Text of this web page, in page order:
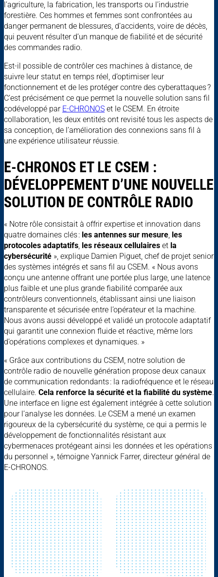
l’agriculture, la fabrication, les transports ou l’industrie
forestière. Ces hommes et femmes sont confrontées au
danger permanent de blessures, d’accidents, voire de décès,
qui peuvent résulter d’un manque de fiabilité et de sécurité
des commandes radio.
Est-il possible de contrôler ces machines à distance, de
suivre leur statut en temps réel, d’optimiser leur
fonctionnement et de les protéger contre des cyberattaques ?
C’est précisément ce que permet la nouvelle solution sans fil
codéveloppé par E-CHRONOS et le CSEM. En étroite
collaboration, les deux entités ont revisité tous les aspects de
sa conception, de l’amélioration des connexions sans fil à
une expérience utilisateur réussie.
E-CHRONOS ET LE CSEM :
DÉVELOPPEMENT D’UNE NOUVELLE
SOLUTION DE CONTRÔLE RADIO
« Notre rôle consistait à offrir expertise et innovation dans
quatre domaines clés : les antennes sur mesure les
protocoles adaptatifs les réseaux cellulaires et la
cybersécurité », explique Damien Piguet, chef de projet senior
des systèmes intégrés et sans fil au CSEM. « Nous avons
conçu une antenne offrant une portée plus large, une latence
plus faible et une plus grande fiabilité comparée aux
contrôleurs conventionnels, établissant ainsi une liaison
transparente et sécurisée entre l’opérateur et la machine.
Nous avons aussi développé et validé un protocole adaptatif
qui garantit une connexion fluide et réactive, même lors
d’opérations complexes et dynamiques. »
« Grâce aux contributions du CSEM, notre solution de
contrôle radio de nouvelle génération propose deux canaux
de communication redondants : la radiofréquence et le réseau
cellulaire. Cela renforce la sécurité et la fiabilité du système.
Une interface en ligne est également intégrée à cette solution
pour l’analyse les données. Le CSEM a mené un examen
rigoureux de la cybersécurité du système, ce qui a permis le
développement de fonctionnalités résistant aux
cybermenaces protégeant ainsi les données et les opérations
du personnel », témoigne Yannick Farrer, directeur général de
E-CHRONOS.